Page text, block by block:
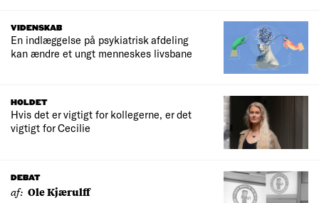
VIDENSKAB
En indlæggelse på psykiatrisk afdeling
kan ændre et ungt menneskes livsbane
HOLDET
Hvis det er vigtigt for kollegerne, er det
vigtigt for Cecilie
DEBAT
af: Ole Kjærulff